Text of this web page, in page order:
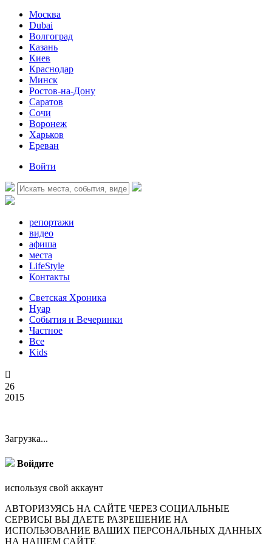
Москва
Dubai
Волгоград
Казань
Киев
Краснодар
Минск
Ростов-на-Дону
Саратов
Сочи
Воронеж
Харьков
Ереван
Войти
репортажи
видео
афиша
места
LifeStyle
Контакты
Светская Хроника
Нуар
События и Вечеринки
Частное
Все
Kids

26
2015
Загрузка...
Войдите
используя свой аккаунт
АВТОРИЗУЯСЬ НА САЙТЕ ЧЕРЕЗ СОЦИАЛЬНЫЕ
СЕРВИСЫ ВЫ ДАЕТЕ РАЗРЕШЕНИЕ НА
ИСПОЛЬЗОВАНИЕ ВАШИХ ПЕРСОНАЛЬНЫХ ДАННЫХ
НА НАШЕМ САЙТЕ